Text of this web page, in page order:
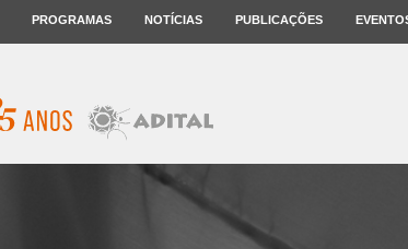
PROGRAMAS NOTÍCIAS PUBLICAÇÕES